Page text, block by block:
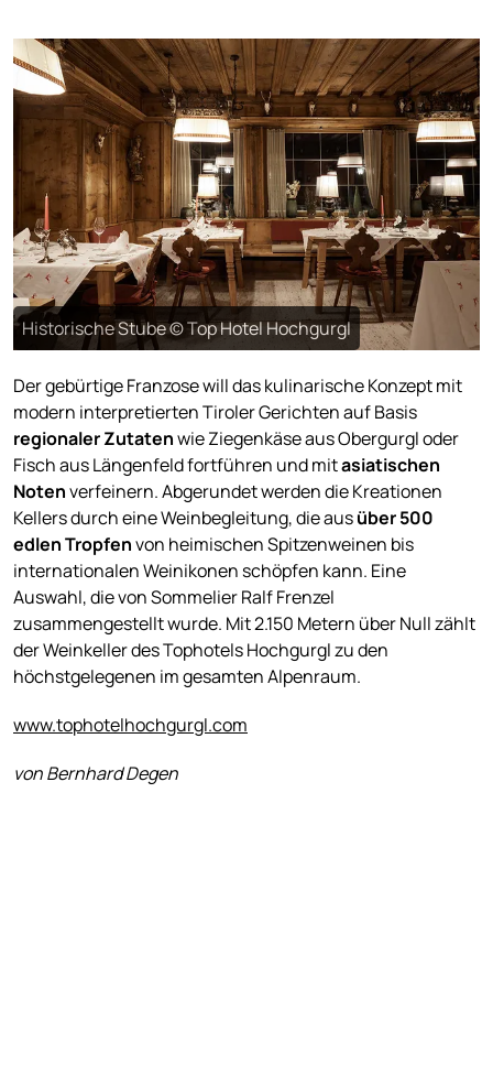
Historische Stube © Top Hotel Hochgurgl
Der gebürtige Franzose will das kulinarische Konzept mit
modern interpretierten Tiroler Gerichten auf Basis
regionaler Zutatenwie Ziegenkäse aus Obergurgl oder
Fisch aus Längenfeld fortführen und mitasiatischen
Notenverfeinern. Abgerundet werden die Kreationen
Kellers durch eine Weinbegleitung, die ausüber 500
edlen Tropfenvon heimischen Spitzenweinen bis
internationalen Weinikonen schöpfen kann. Eine
Auswahl, die von Sommelier Ralf Frenzel
zusammengestellt wurde. Mit 2.150 Metern über Null zählt
der Weinkeller des Tophotels Hochgurgl zu den
höchstgelegenen im gesamten Alpenraum.
www.tophotelhochgurgl.com
von Bernhard Degen